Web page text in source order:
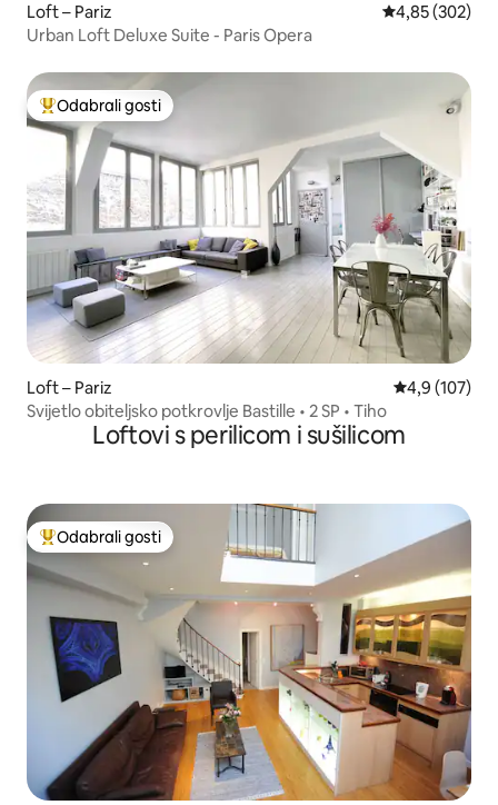
Loft – Pariz Prosječna
4,85 (302)
Urban Loft Deluxe Suite - Paris Opera
Među najviše rangiranima s oznakom „Odabrali gosti”
Odabrali gosti
Loft – Pariz Prosječna
4,9 (107)
Svijetlo obiteljsko potkrovlje Bastille • 2 SP • Tiho
Loftovi s perilicom i sušilicom
Među najviše rangiranima s oznakom „Odabrali gosti”
Odabrali gosti